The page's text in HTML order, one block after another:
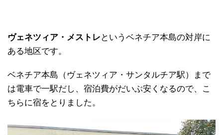
ヴェネツィア・メストレ というベネチア本島の対岸に
ある地区です。
ベネチア本島（ヴェネツィア・サンタルチア駅）まで
は電車で一駅だし、宿泊費がだいぶ安くなるので、こ
ちらに宿をとりました。